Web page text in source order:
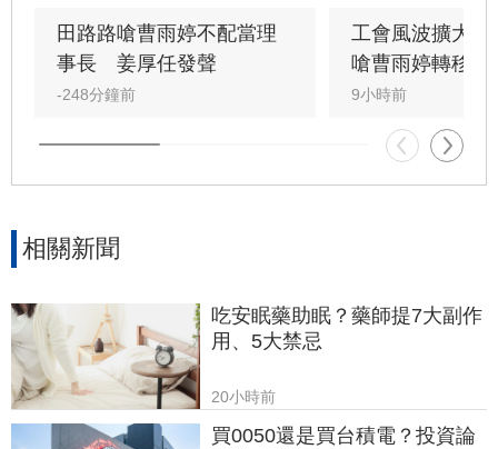
田路路點名創辦人姜厚任重出江湖，楊光友回憶
當年姜厚任為補工會虧損曾賣房負責，展現高度
責任感。同時，楊光友也強調自己現經營協會以
理財規劃，不應一味責怪工會，演藝圈內部矛盾
與財務風波持續延燒，引發各界高度重視。
田路路嗆曹雨婷不配當理
事長　姜厚任發聲
-248分鐘前
工會風波擴大　
嗆曹雨婷轉移焦
9小時前
相關新聞
吃安眠藥助眠？藥師提7大副作
用、5大禁忌
20小時前
買0050還是買台積電？投資論